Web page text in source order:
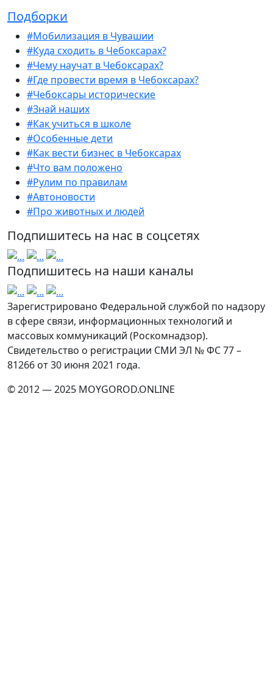
Подборки
#Мобилизация в Чувашии
#Куда сходить в Чебоксарах?
#Чему научат в Чебоксарах?
#Где провести время в Чебоксарах?
#Чебоксары исторические
#Знай наших
#Как учиться в школе
#Особенные дети
#Как вести бизнес в Чебоксарах
#Что вам положено
#Рулим по правилам
#Автоновости
#Про животных и людей
Подпишитесь на нас в соцсетях
Подпишитесь на наши каналы
Зарегистрировано Федеральной службой по надзору
в сфере связи, информационных технологий и
массовых коммуникаций (Роскомнадзор).
Свидетельство о регистрации СМИ ЭЛ № ФС 77 –
81266 от 30 июня 2021 года.
© 2012 — 2025 MOYGOROD.ONLINE